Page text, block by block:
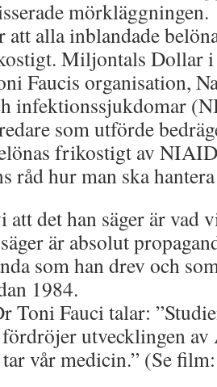
mörkläggningen.
att alla inblandade
Miljontals Dollar
Faucis organisation,
infektionssjukdomar
som utförde
frikostigt av
råd hur man ska
det han säger är vad
är absolut
som han drev och
1984.
Toni Fauci talar:
utvecklingen
vår medicin.” (Se